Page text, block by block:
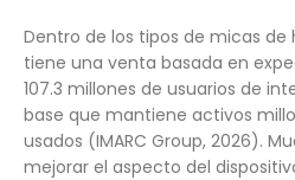
Dentro de los tipos de micas de
tiene una venta basada en
107.3 millones de usuarios de
base que mantiene activos
usados (IMARC Group, 2026).
mejorar el aspecto del